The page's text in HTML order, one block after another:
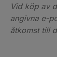
Vid köp av
angivna e-
åtkomst till